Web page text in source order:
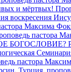
и мëртвых!
воскресения
Максима
пастора
пастора
Турция,